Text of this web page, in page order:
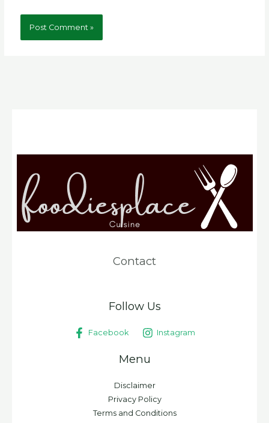
Contact
Follow Us
Facebook Instagram
Menu
Disclaimer
Privacy Policy
Terms and Conditions